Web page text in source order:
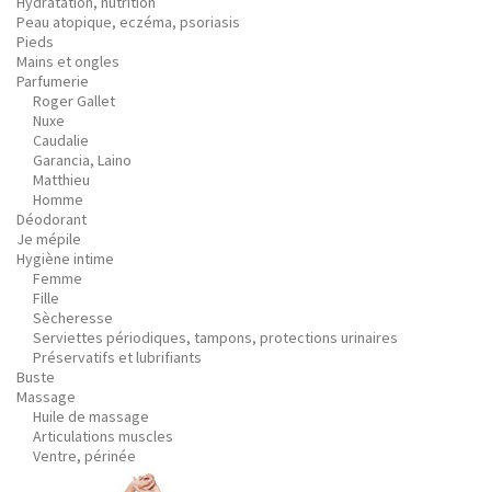
Peau atopique, eczéma, psoriasis
Pieds
Mains et ongles
Parfumerie
Roger Gallet
Nuxe
Caudalie
Garancia, Laino
Matthieu
Homme
Déodorant
Je mépile
Hygiène intime
Femme
Fille
Sècheresse
Serviettes périodiques, tampons, protections urinaires
Préservatifs et lubrifiants
Buste
Massage
Huile de massage
Articulations muscles
Ventre, périnée